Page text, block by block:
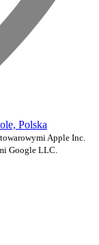
Polska
Apple Inc.
Google LLC.